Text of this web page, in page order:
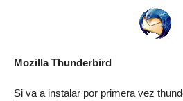
Mozilla Thunderbird
Si va a instalar por primera vez